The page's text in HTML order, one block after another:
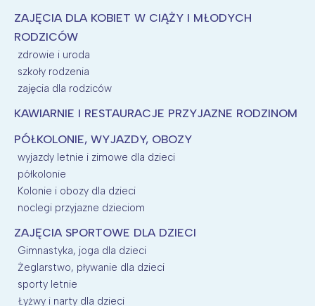
ZAJĘCIA DLA KOBIET W CIĄŻY I MŁODYCH
RODZICÓW
zdrowie i uroda
szkoły rodzenia
zajęcia dla rodziców
KAWIARNIE I RESTAURACJE PRZYJAZNE RODZINOM
PÓŁKOLONIE, WYJAZDY, OBOZY
wyjazdy letnie i zimowe dla dzieci
półkolonie
Kolonie i obozy dla dzieci
noclegi przyjazne dzieciom
ZAJĘCIA SPORTOWE DLA DZIECI
Gimnastyka, joga dla dzieci
Żeglarstwo, pływanie dla dzieci
sporty letnie
Łyżwy i narty dla dzieci